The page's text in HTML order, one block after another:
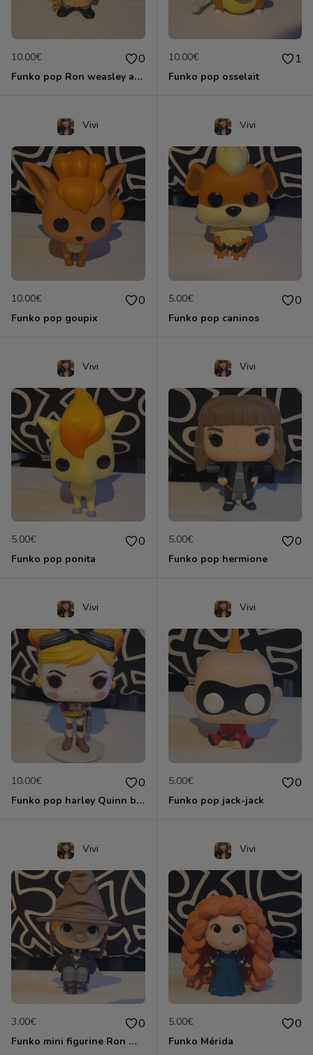
10.00€ 0
Funko pop Ron weasley avec mandragore
10.00€ 1
Funko pop osselait
Vivi
10.00€ 0
Funko pop goupix
Vivi
5.00€ 0
Funko pop caninos
Vivi
5.00€ 0
Funko pop ponita
Vivi
5.00€ 0
Funko pop hermione
Vivi
10.00€ 0
Funko pop harley Quinn bombshells
Vivi
5.00€ 0
Funko pop jack-jack
Vivi
3.00€ 0
Funko mini figurine Ron weasley
Vivi
5.00€ 0
Funko Mérida